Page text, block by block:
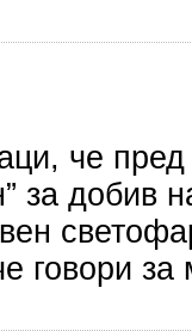
че пред
за добив
говори